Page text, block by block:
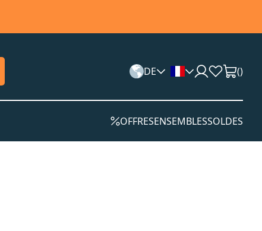
DE ()
OFFRESENSEMBLESSOLDES